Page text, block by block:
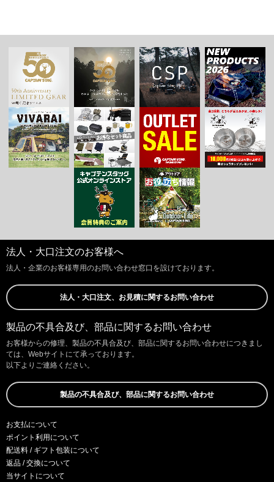
法人・大口注文のお客様へ
法人・企業のお客様専用のお問い合わせ窓口を設けております。
法人・大口注文、お見積に関するお問い合わせ
製品の不具合及び、部品に関するお問い合わせ
お客様からの修理、製品の不具合及び、部品に関するお問い合わせにつきまし
ては、Webサイトにて承っております。
以下よりご連絡ください。
製品の不具合及び、部品に関するお問い合わせ
お支払について
ポイント利用について
配送料 / ギフト包装について
返品 / 交換について
当サイトについて